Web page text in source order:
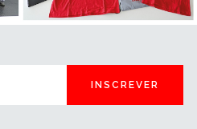
INSCREVER